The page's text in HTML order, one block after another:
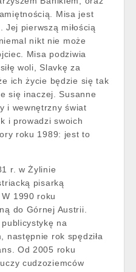
Misa jest
Jej pierwszą miłością
nikt nie może
Misa podziwia
woli, Slavkę za
ich życie będzie się tak
się inaczej. Susanne
i wewnętrzny świat
i prowadzi swoich
roku 1989: jest to
r. w Żylinie
pisarką
1990 roku
do Górnej Austrii.
publicystykę na
następnie rok spędziła
Od 2005 roku
cudzoziemców